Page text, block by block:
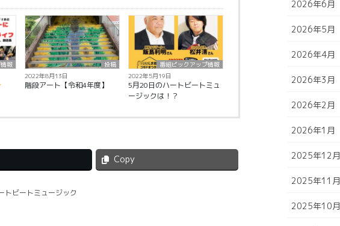
報
投稿
2022年8月13日
階段アート【令和4年度】
番組ピックアップ情報
2022年5月19日
5月20日のハートビートミュ
ージックは！？
Copy
トビートミュージック
2026年6月
2026年5月
2026年4月
2026年3月
2026年2月
2026年1月
2025年12月
2025年11月
2025年10月